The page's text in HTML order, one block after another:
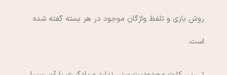
روش بازی و تلفظ واژگان موجود در هر بسته گفته شده
است.